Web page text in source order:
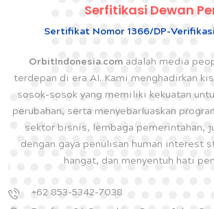
Serfitikasi Dewan
Sertifikat Nomor 1366/DP-
OrbitIndonesia.com adalah media
terdepan di era AI. Kami menghadirkan
sosok-sosok yang memiliki kekuatan
perubahan, serta menyebarluaskan
sektor bisnis, lembaga pemerintahan,
dengan gaya penulisan human interest
hangat, dan menyentuh hati
+62 853-5342-7038